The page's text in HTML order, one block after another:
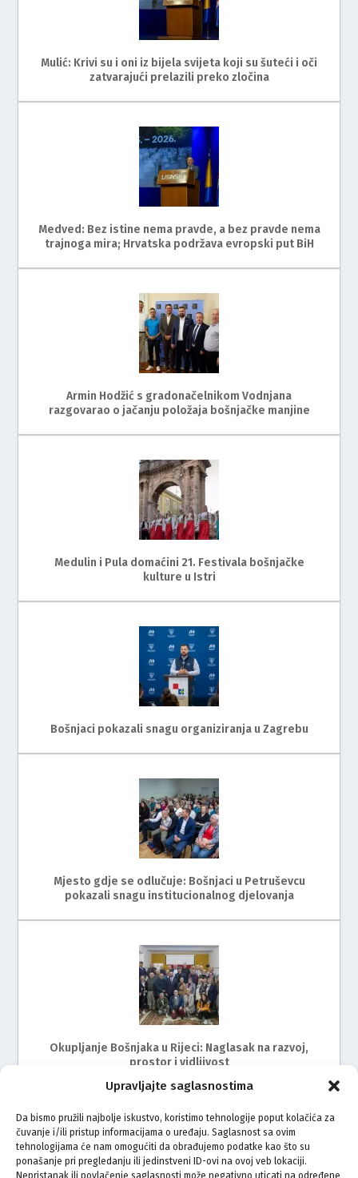
Upravljajte saglasnostima
Da bismo pružili najbolje iskustvo, koristimo tehnologije poput kolačića za
čuvanje i/ili pristup informacijama o uređaju. Saglasnost sa ovim
tehnologijama će nam omogućiti da obrađujemo podatke kao što su
ponašanje pri pregledanju ili jedinstveni ID-ovi na ovoj veb lokaciji.
Nepristanak ili povlačenje saglasnosti može negativno uticati na određene
Mulić: Krivi su i oni iz bijela svijeta koji su šuteći i oči
zatvarajući prelazili preko zločina
Medved: Bez istine nema pravde, a bez pravde nema
trajnoga mira; Hrvatska podržava evropski put BiH
Armin Hodžić s gradonačelnikom Vodnjana
razgovarao o jačanju položaja bošnjačke manjine
Medulin i Pula domaćini 21. Festivala bošnjačke
kulture u Istri
Bošnjaci pokazali snagu organiziranja u Zagrebu
Mjesto gdje se odlučuje: Bošnjaci u Petruševcu
pokazali snagu institucionalnog djelovanja
Okupljanje Bošnjaka u Rijeci: Naglasak na razvoj,
prostor i vidljivost